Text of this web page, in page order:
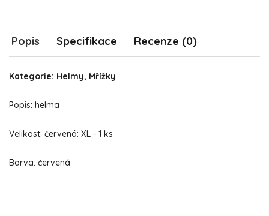
Popis Specifikace Recenze (0)
Kategorie: Helmy, Mřížky
Popis: helma
Velikost: červená: XL - 1 ks
Barva: červená